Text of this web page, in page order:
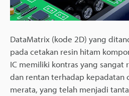
DataMatrix (kode 2D) yang
pada cetakan resin hitam
IC memiliki kontras yang sangat
dan rentan terhadap kepadatan
merata, yang telah menjadi